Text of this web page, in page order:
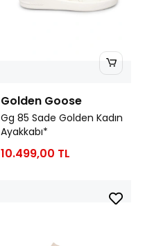
Golden Goose
Gg 85 Sade Golden Kadın
Ayakkabı*
10.499,00 TL